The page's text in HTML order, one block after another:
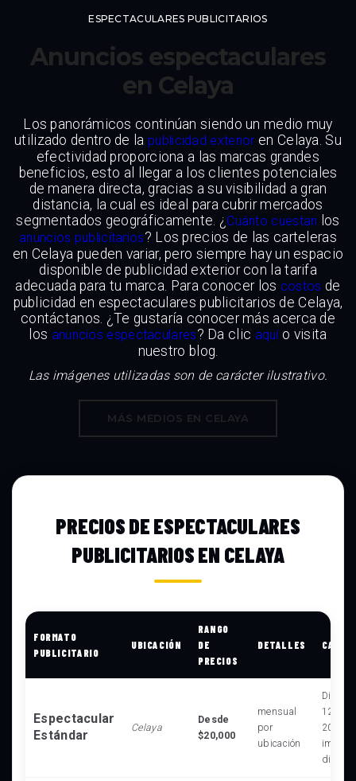
ESPECTACULARES PUBLICITARIOS
Anuncios espectaculares
en Celaya
Los panorámicos continúan siendo un medio muy
utilizado dentro de la publicidad exterior en Celaya. Su
efectividad proporciona a las marcas grandes
beneficios, esto al llegar a los clientes potenciales
de manera directa, gracias a su visibilidad a gran
distancia, la cual es ideal para cubrir mercados
segmentados geográficamente. ¿ Cuánto cuestan los
anuncios publicitarios? Los precios de las carteleras
en Celaya pueden variar, pero siempre hay un espacio
disponible de publicidad exterior con la tarifa
adecuada para tu marca. Para conocer los costos de
publicidad en espectaculares publicitarios de Celaya,
contáctanos. ¿Te gustaría conocer más acerca de
los anuncios espectaculares? Da clic aquío visita
nuestro blog.
Las imágenes utilizadas son de carácter ilustrativo.
MÁS MEDIOS EN CELAYA
PRECIOS DE ESPECTACULARES
PUBLICITARIOS EN CELAYA
FORMATO
PUBLICITARIO
UBICACIÓN
RANGO
DE
PRECIOS
DETALLES
Espectacular
Estándar
Celaya
Desde
$20,000
mensual
por
ubicación
12.90
diarias